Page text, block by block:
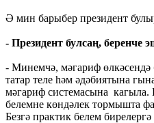
Ә мин барыбер президент
- Президент булсаң, беренче
- Минемчә, мәгариф өлкәсендә
татар теле һәм әдәбиятына
мәгариф системасына кагыла.
белемне көндәлек тормышта
Безгә практик белем